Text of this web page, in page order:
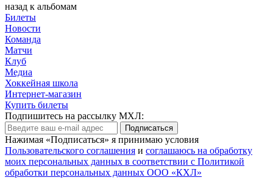
назад к альбомам
Билеты
Новости
Команда
Матчи
Клуб
Медиа
Хоккейная школа
Интернет-магазин
Купить билеты
Подпишитесь на рассылку МХЛ:
Подписаться
Нажимая «Подписаться» я принимаю условия
Пользовательского соглашения и соглашаюсь на обработку
моих персональных данных в соответствии с Политикой
обработки персональных данных ООО «КХЛ»